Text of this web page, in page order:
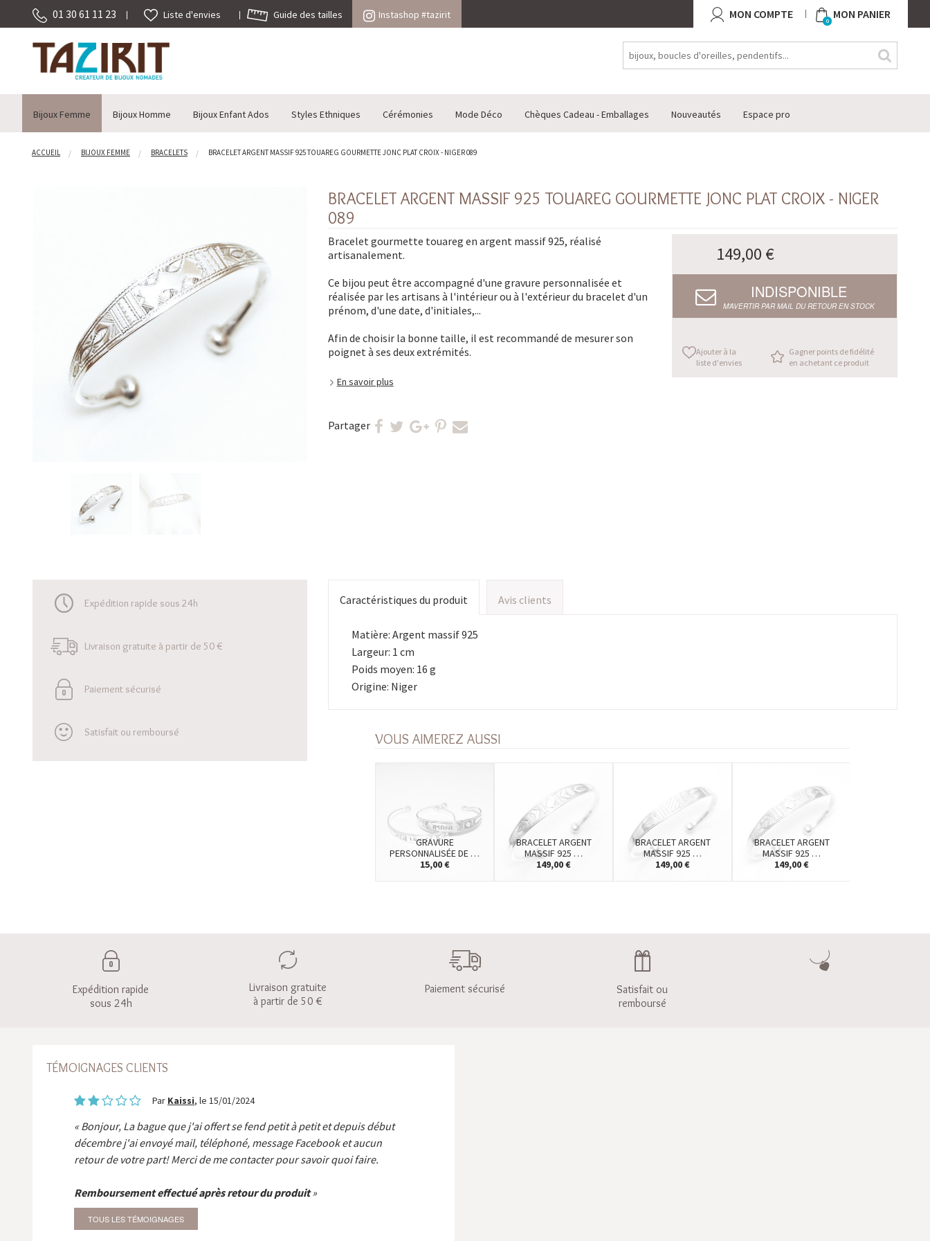
01 30 61 11 23 Liste d'envies Guide des tailles Instashop #tazirit MON COMPTE 0 MON PANIER
Bijoux Femme Bijoux Homme Bijoux Enfant Ados Styles Ethniques Cérémonies Mode Déco Chèques Cadeau - Emballages Nouveautés Espace pro
ACCUEIL BIJOUX FEMME BRACELETS BRACELET ARGENT MASSIF 925 TOUAREG GOURMETTE JONC PLAT CROIX - NIGER 089
BRACELET ARGENT MASSIF 925 TOUAREG GOURMETTE JONC PLAT CROIX - NIGER
089
Bracelet gourmette touareg en argent massif 925, réalisé
artisanalement.
Ce bijou peut être accompagné d'une gravure personnalisée et
réalisée par les artisans à l'intérieur ou à l'extérieur du bracelet d'un
prénom, d'une date, d'initiales,...
Afin de choisir la bonne taille, il est recommandé de mesurer son
poignet à ses deux extrémités.
En savoir plus
Partager
149,00 €
INDISPONIBLE
M’AVERTIR PAR MAIL DU RETOUR EN STOCK
Ajouter à la
liste d'envies
Gagner points de fidélité
en achetant ce produit
Expédition rapide sous 24h
Livraison gratuite à partir de 50 €
Paiement sécurisé
Satisfait ou remboursé
Caractéristiques du produit Avis clients
Matière: Argent massif 925
Largeur: 1 cm
Poids moyen: 16 g
Origine: Niger
VOUS AIMEREZ AUSSI
GRAVURE
PERSONNALISÉE DE …
15,00 €
BRACELET ARGENT
MASSIF 925 …
149,00 €
BRACELET ARGENT
MASSIF 925 …
149,00 €
BRACELET ARGENT
MASSIF 925 …
149,00 €
Expédition rapide
sous 24h
Livraison gratuite
à partir de 50 €
Paiement sécurisé
Satisfait ou
remboursé
TÉMOIGNAGES CLIENTS
Par Kaissi, le 15/01/2024
Bonjour, La bague que j'ai offert se fend petit à petit et depuis début
décembre j'ai envoyé mail, téléphoné, message Facebook et aucun
retour de votre part! Merci de me contacter pour savoir quoi faire.
Remboursement effectué après retour du produit
TOUS LES TÉMOIGNAGES